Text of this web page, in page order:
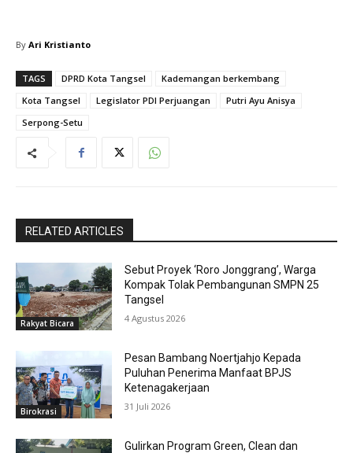
By Ari Kristianto
TAGS DPRD Kota Tangsel
Kademangan berkembang
Kota Tangsel
Legislator PDI Perjuangan
Putri Ayu Anisya
Serpong-Setu
RELATED ARTICLES
Rakyat Bicara
Sebut Proyek ‘Roro Jonggrang’, Warga
Kompak Tolak Pembangunan SMPN 25
Tangsel
4 Agustus 2026
Birokrasi
Pesan Bambang Noertjahjo Kepada
Puluhan Penerima Manfaat BPJS
Ketenagakerjaan
31 Juli 2026
Gulirkan Program Green, Clean dan